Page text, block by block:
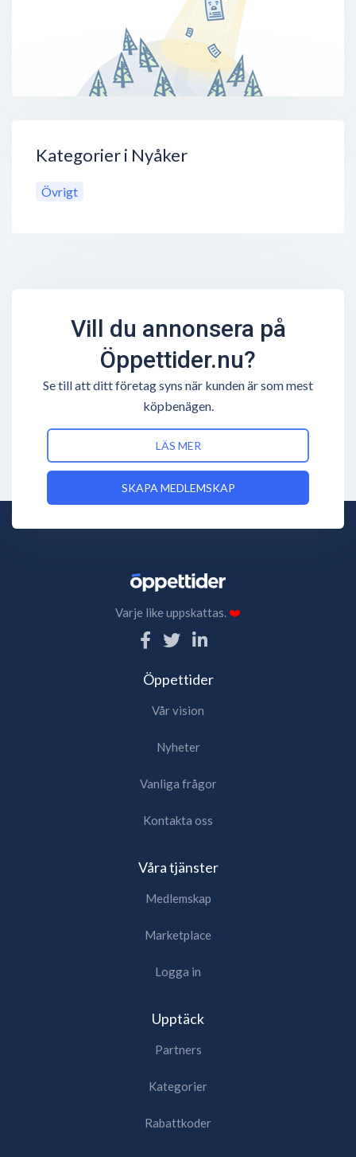
Kategorier i Nyåker
Övrigt
Vill du annonsera på
Öppettider.nu?
Se till att ditt företag syns när kunden är som mest
köpbenägen.
LÄS MER
SKAPA MEDLEMSKAP
Varje like uppskattas.❤️
Öppettider
Vår vision
Nyheter
Vanliga frågor
Kontakta oss
Våra tjänster
Medlemskap
Marketplace
Logga in
Upptäck
Partners
Kategorier
Rabattkoder